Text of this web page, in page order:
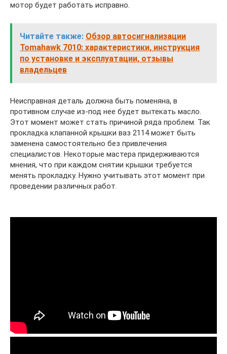
мотор будет работать исправно.
Читайте также: Обзор автосигнализации
Tomahawk 7010: характеристики, инструкция
по установке и эксплуатации, отзывы
владельцев
Неисправная деталь должна быть поменяна, в
противном случае из-под нее будет вытекать масло.
Этот момент может стать причиной ряда проблем. Так
прокладка клапанной крышки ваз 2114 может быть
заменена самостоятельно без привлечения
специалистов. Некоторые мастера придерживаются
мнения, что при каждом снятии крышки требуется
менять прокладку. Нужно учитывать этот момент при
проведении различных работ.